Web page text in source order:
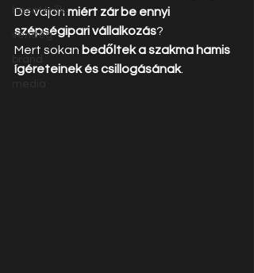
hazatérők
vendég
De vajon miért zár be ennyi
szépségipari vállalkozás?
Mert sokan bedőltek a szakma hamis
ígéreteinek és csillogásának.